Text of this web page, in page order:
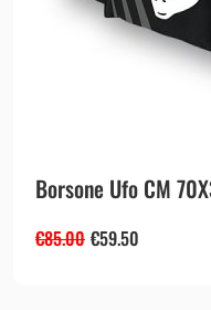
Borsone Ufo CM
€85.00 €59.50